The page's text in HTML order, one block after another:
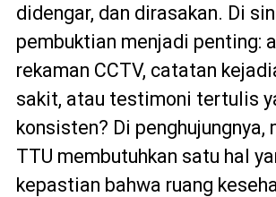
didengar, dan dirasakan. Di
pembuktian menjadi penting:
rekaman CCTV, catatan
sakit, atau testimoni tertulis
konsisten? Di penghujungnya,
TTU membutuhkan satu hal
kepastian bahwa ruang